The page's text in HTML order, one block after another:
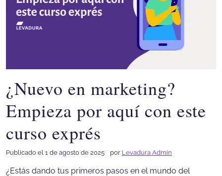
¿Nuevo en marketing?
Empieza por aquí con este
curso exprés
Publicado el 1 de agosto de 2025 por Levadura Admin
¿Estás dando tus primeros pasos en el mundo del